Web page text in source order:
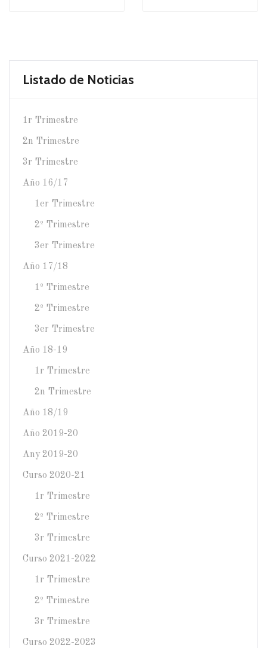
Listado de Noticias
1r Trimestre
2n Trimestre
3r Trimestre
Año 16/17
1er Trimestre
2º Trimestre
3er Trimestre
Año 17/18
1º Trimestre
2º Trimestre
3er Trimestre
Año 18-19
1r Trimestre
2n Trimestre
Año 18/19
Año 2019-20
Any 2019-20
Curso 2020-21
1r Trimestre
2º Trimestre
3r Trimestre
Curso 2021-2022
1r Trimestre
2º Trimestre
3r Trimestre
Curso 2022-2023